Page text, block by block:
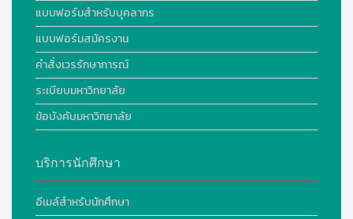
แบบฟอร์มสำหรับบุคลากร
แบบฟอร์มสมัครงาน
คำสั่งเวรรักษาการณ์
ระเบียบมหาวิทยาลัย
ข้อบังคับมหาวิทยาลัย
บริการนักศึกษา
อีเมล์สำหรับนักศึกษา